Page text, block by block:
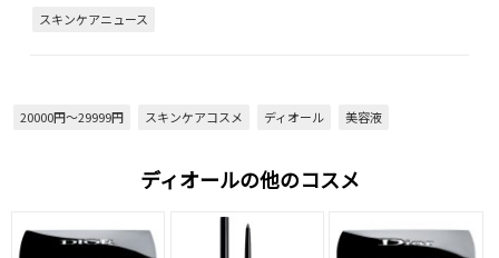
スキンケアニュース
20000円～29999円 スキンケアコスメ ディオール 美容液
ディオールの他のコスメ